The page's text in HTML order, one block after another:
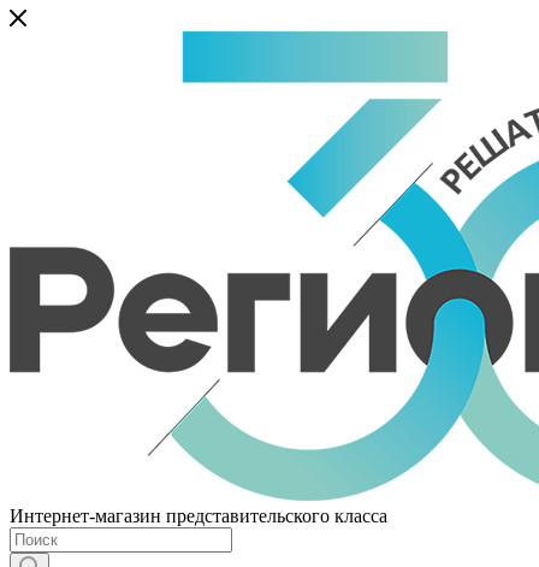
Интернет-магазин представительского класса